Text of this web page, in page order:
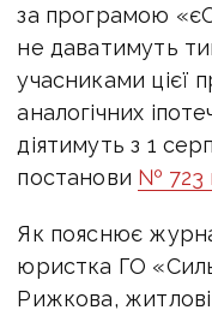
за програмою
не даватимуть
учасниками цієї
аналогічних
діятимуть з 1
постанови № 723
Як пояснює
юристка ГО
Рижкова,